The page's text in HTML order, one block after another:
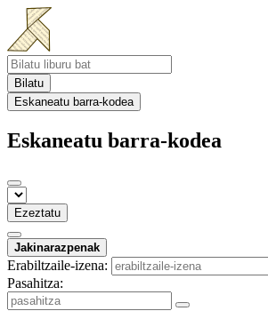
Bilatu
Eskaneatu barra-kodea
Eskaneatu barra-kodea
Ezeztatu
Jakinarazpenak
Erabiltzaile-izena:
Pasahitza: